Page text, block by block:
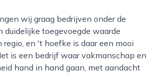
duidelijke toegevoegde waarde
regio, en 't hoefke is daar een mooi
is een bedrijf waar vakmanschap en
hand in hand gaan, met aandacht